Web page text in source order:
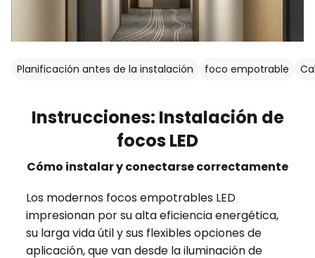
Planificación antes de la instalación foco empotrable
Instrucciones: Instalación de
focos LED
Cómo instalar y conectarse correctamente
Los modernos focos empotrables LED
impresionan por su alta eficiencia energética,
su larga vida útil y sus flexibles opciones de
aplicación, que van desde la iluminación de